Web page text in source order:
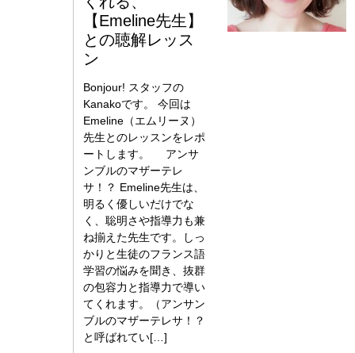
【Emeline先生】
との聴解レッス
ン
Bonjour! スタッフの
Kanakoです。 今回は
Emeline（エムリーヌ）
先生とのレッスンをレポ
ートします。 アンサ
ンブルのマザーテレ
サ！？ Emeline先生は、
明るく優しいだけでな
く、聡明さや指導力も兼
ね揃えた先生です。しっ
かりと生徒のフランス語
学習の悩みを聞き、抜群
の包容力と指導力で導い
てくれます。（アンサン
ブルのマザーテレサ！？
と呼ばれてい[…]